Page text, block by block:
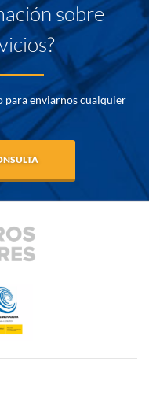
sobre
para enviarnos cualquier